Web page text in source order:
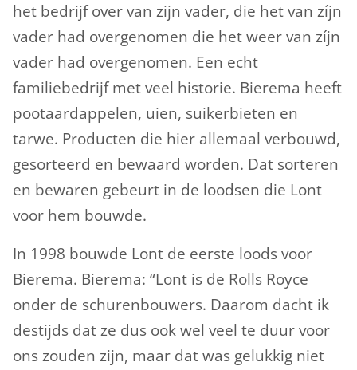
het bedrijf over van zijn vader, die het van zíjn
vader had overgenomen die het weer van zíjn
vader had overgenomen. Een echt
familiebedrijf met veel historie. Bierema heeft
pootaardappelen, uien, suikerbieten en
tarwe. Producten die hier allemaal verbouwd,
gesorteerd en bewaard worden. Dat sorteren
en bewaren gebeurt in de loodsen die Lont
voor hem bouwde.
In 1998 bouwde Lont de eerste loods voor
Bierema. Bierema: “Lont is de Rolls Royce
onder de schurenbouwers. Daarom dacht ik
destijds dat ze dus ook wel veel te duur voor
ons zouden zijn, maar dat was gelukkig niet